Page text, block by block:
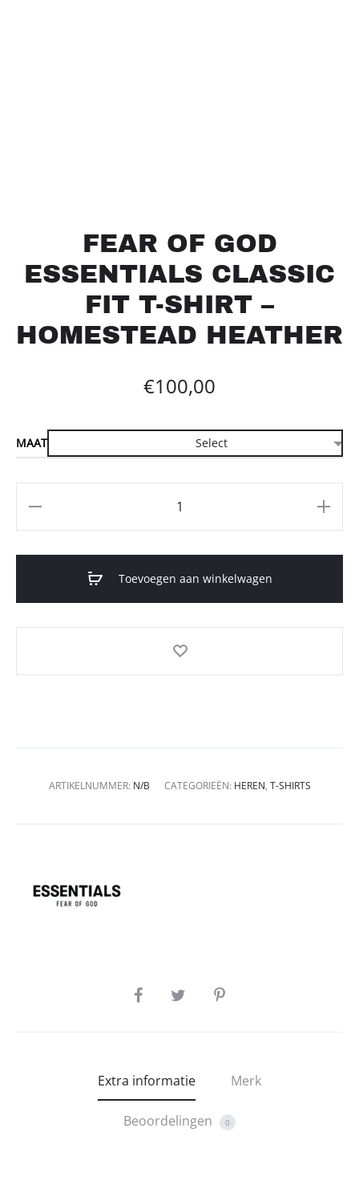
FEAR OF GOD
ESSENTIALS CLASSIC
FIT T-SHIRT –
HOMESTEAD HEATHER
€100,00
MAAT
Toevoegen aan winkelwagen
ARTIKELNUMMER: N/B CATEGORIEËN: HEREN, T-SHIRTS
SHARE
Extra informatie Merk
Beoordelingen 0